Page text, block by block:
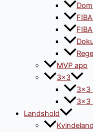
MVP app
3×3
3×3
3×3
Landshold